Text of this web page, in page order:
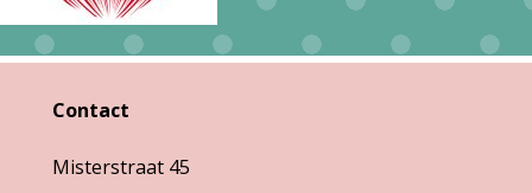
Contact
Misterstraat 45